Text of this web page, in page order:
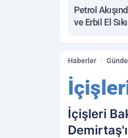
Petrol
ve Erbil El
Haberler
İçişleri